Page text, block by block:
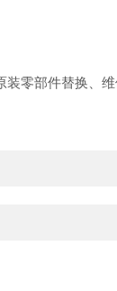
零部件替换、维